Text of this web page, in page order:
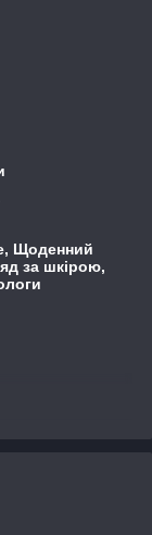
Щоденний
за шкірою,